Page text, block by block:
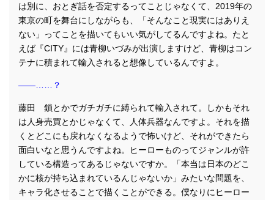
は別に、おとぎ話を否定するってことじゃなくて、2019年の
東京の町を舞台にしながらも、「そんなこと現実にはありえ
ない」ってことを描いてもいい気がしてるんですよね。たと
えば『CITY』には青柳いづみが出演しますけど、青柳はコン
テナに積まれて輸入されると想像しているんですよ。
――……？
藤田 鎖とかでガチガチに縛られて輸入されて。しかもそれ
は人身売買とかじゃなくて、人体兵器なんですよ。それを描
くとどこにも戻れなくなるようで怖いけど、それができたら
面白いなと思うんですよね。ヒーローものってジャンルが許
している構造ってあるじゃないですか。「本当は日本のどこ
かに核が持ち込まれているんじゃないか」みたいな問題を、
キャラ化させることで描くことができる。僕なりにヒーロー